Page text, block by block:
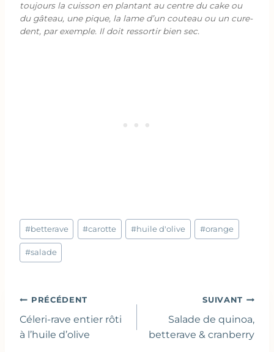
toujours la cuisson en plantant au centre du cake ou
du gâteau, une pique, la lame d’un couteau ou un cure-
dent, par exemple. Il doit ressortir bien sec.
Étiquettes
de
la
#betterave #carotte #huile d'olive #orange
#salade
Navigation
de
l’article
PRÉCÉDENT
Céleri-rave entier rôti
à l’huile d’olive
SUIVANT
Salade de quinoa,
betterave & cranberry